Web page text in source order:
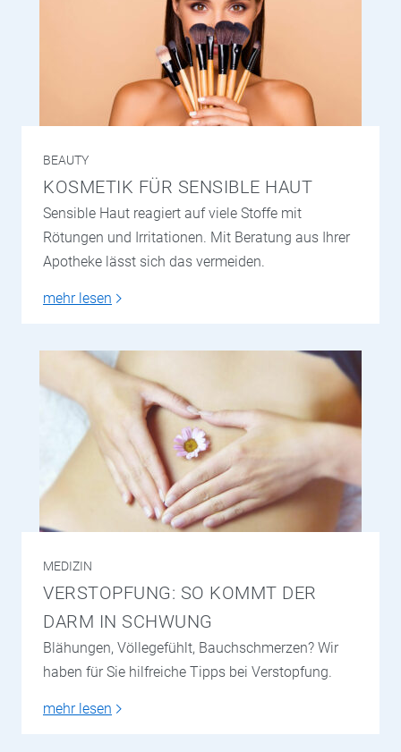
BEAUTY
KOSMETIK FÜR SENSIBLE HAUT
Sensible Haut reagiert auf viele Stoffe mit
Rötungen und Irritationen. Mit Beratung aus Ihrer
Apotheke lässt sich das vermeiden.
mehr lesen
MEDIZIN
VERSTOPFUNG: SO KOMMT DER
DARM IN SCHWUNG
Blähungen, Völlegefühlt, Bauchschmerzen? Wir
haben für Sie hilfreiche Tipps bei Verstopfung.
mehr lesen